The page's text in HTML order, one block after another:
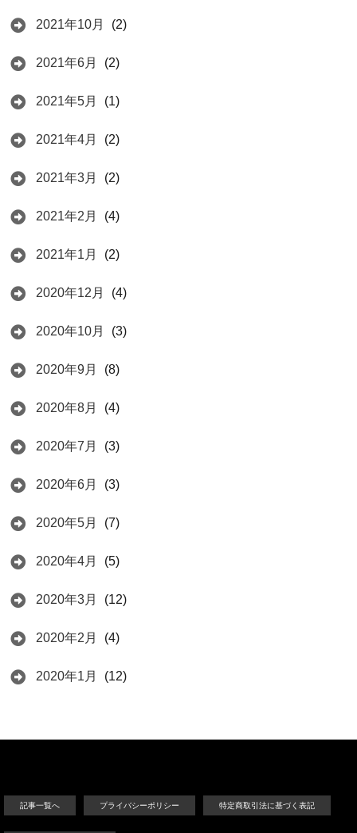
2021年10月 (2)
2021年6月 (2)
2021年5月 (1)
2021年4月 (2)
2021年3月 (2)
2021年2月 (4)
2021年1月 (2)
2020年12月 (4)
2020年10月 (3)
2020年9月 (8)
2020年8月 (4)
2020年7月 (3)
2020年6月 (3)
2020年5月 (7)
2020年4月 (5)
2020年3月 (12)
2020年2月 (4)
2020年1月 (12)
記事一覧へ プライバシーポリシー 特定商取引法に基づく表記